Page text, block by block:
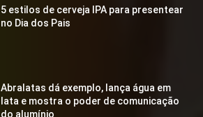
5 estilos de cerveja IPA para presentear
no Dia dos Pais
Abralatas dá exemplo, lança água em
lata e mostra o poder de comunicação
do alumínio